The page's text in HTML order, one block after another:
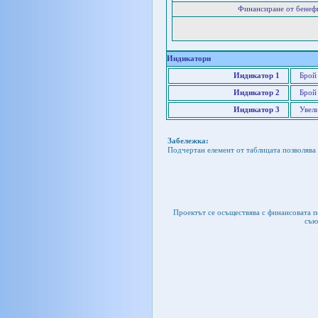
Финансиране от
Индикатори
Индикатор 1 Брой
Индикатор 2 Брой
Индикатор 3
Забележка:
Подчертан елемент от таблицата
Проектът се осъществява с финансовата